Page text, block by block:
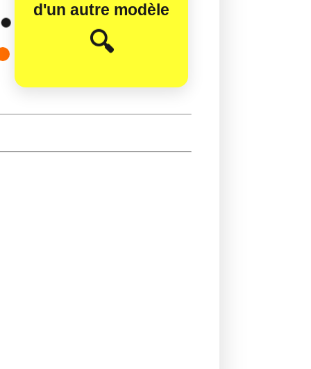
d'un autre modèle
🔍